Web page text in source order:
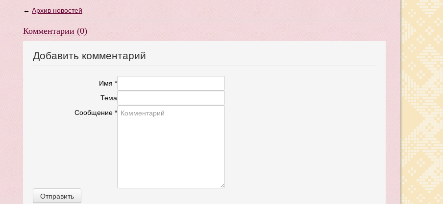
← Архив новостей
Комментарии (0)
Добавить комментарий
Имя *
Тема
Сообщение *
Отправить